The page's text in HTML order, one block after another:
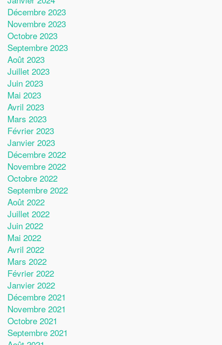
Décembre 2023
Novembre 2023
Octobre 2023
Septembre 2023
Août 2023
Juillet 2023
Juin 2023
Mai 2023
Avril 2023
Mars 2023
Février 2023
Janvier 2023
Décembre 2022
Novembre 2022
Octobre 2022
Septembre 2022
Août 2022
Juillet 2022
Juin 2022
Mai 2022
Avril 2022
Mars 2022
Février 2022
Janvier 2022
Décembre 2021
Novembre 2021
Octobre 2021
Septembre 2021